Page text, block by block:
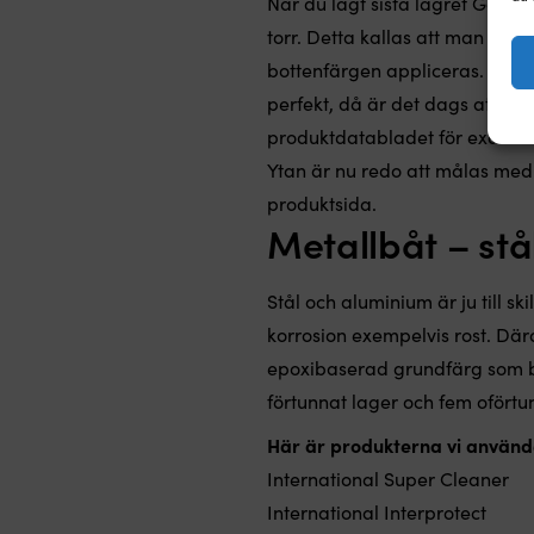
torr. Detta kallas att man
bottenfärgen appliceras.
perfekt, då är det dags att
produktdatabladet för exakt
Ytan är nu redo att målas
produktsida.
Metallbåt –
Stål och aluminium är ju till
korrosion exempelvis rost.
epoxibaserad grundfärg som
förtunnat lager och fem
Här är produkterna vi
International Super Cleaner
International Interprotect